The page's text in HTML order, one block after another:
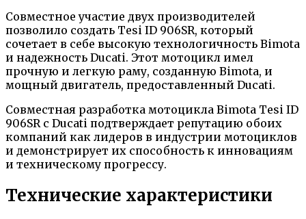
Совместное участие двух производителей
позволило создать Tesi ID 906SR, который
сочетает в себе высокую технологичность Bimota
и надежность Ducati. Этот мотоцикл имел
прочную и легкую раму, созданную Bimota, и
мощный двигатель, предоставленный Ducati.
Совместная разработка мотоцикла Bimota Tesi ID
906SR с Ducati подтверждает репутацию обоих
компаний как лидеров в индустрии мотоциклов
и демонстрирует их способность к инновациям
и техническому прогрессу.
Технические характеристики